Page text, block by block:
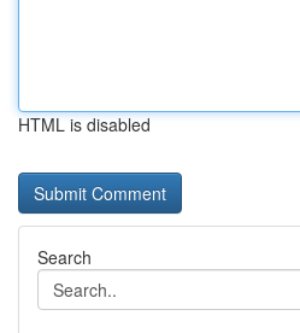
HTML is disabled
Search